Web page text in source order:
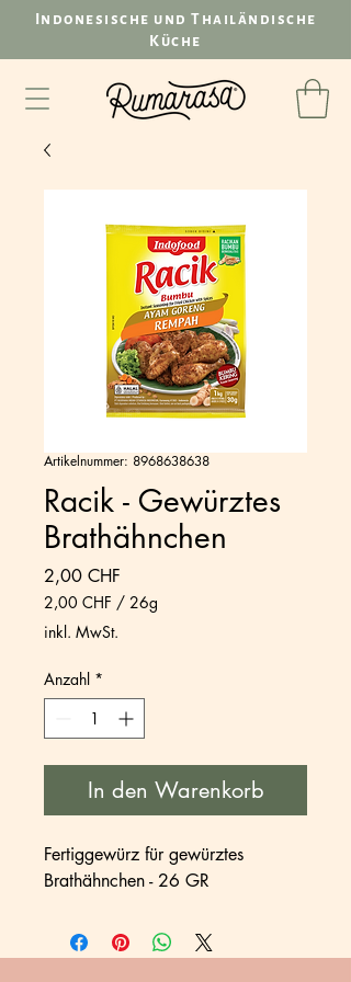
Indonesische und Thailändische
Küche
Artikelnummer: 8968638638
Racik - Gewürztes
Brathähnchen
2,00 CHF
2,00 CHF / 26g
2,00 CHF
pro
Gramm
inkl. MwSt.
Anzahl *
In den Warenkorb
Fertiggewürz für gewürztes
Brathähnchen - 26 GR